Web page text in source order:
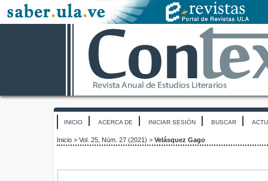
INICIO ACERCA DE INICIAR SESIÓN BUSCAR
Inicio > Vol. 25, Núm. 27 (2021) > Velásquez Gago